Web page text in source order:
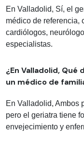
En Valladolid, Sí, el
médico de referencia,
cardiólogos,
especialistas.
¿En Valladolid,
un médico de
En Valladolid, Ambos
pero el geriatra tiene
envejecimiento y